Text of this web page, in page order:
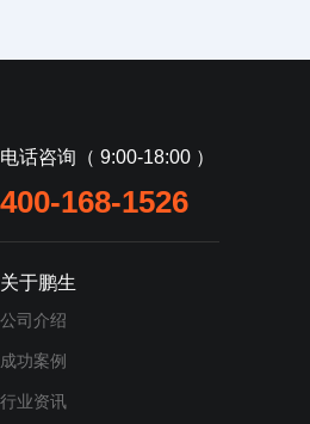
电话咨询（ 9:00-18:00 ）
400-168-1526
关于鹏生
公司介绍
成功案例
行业资讯